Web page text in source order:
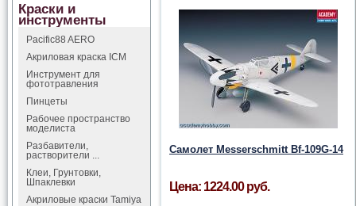
Cамолет Messerschmitt Bf-109G-14
Цена: 1224.00 руб.
Краски и
инструменты
Pacific88 AERO
Акриловая краска ICM
Инструмент для
фототравления
Пинцеты
Рабочее пространство
моделиста
Разбавители,
растворители ...
Клеи, Грунтовки,
Шпаклевки
Акриловые краски Tamiya